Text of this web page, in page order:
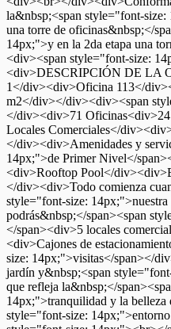
la&nbsp;<span style="font-size:
una torre de oficinas&nbsp;</
14px;">y en la 2da etapa una
<div><span style="font-size:
<div>DESCRIPCIÓN DE LA
1</div><div>Oficina 113</
m2</div></div><div><span
</div><div>71
Locales Comerciales</
</div><div>Amenidades y
14px;">de Primer Nivel</
<div>Rooftop Pool</
</div><div>Todo comienza
style="font-size: 14px;">nuestra
podrás&nbsp;</span><span
</span><div>5 locales
<div>Cajones de
size: 14px;">visitas</span></
jardín y&nbsp;<span
que refleja la&nbsp;</
14px;">tranquilidad y la belleza
style="font-size: